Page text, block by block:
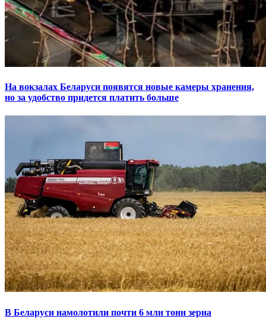
На вокзалах Беларуси появятся новые камеры хранения,
но за удобство придется платить больше
В Беларуси намолотили почти 6 млн тонн зерна